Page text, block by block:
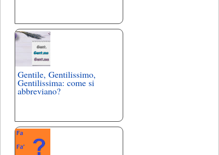
Gentile, Gentilissimo,
Gentilissima: come si
abbreviano?